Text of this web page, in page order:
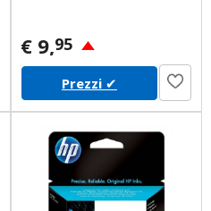
€ 9,95
Prezzi ✔